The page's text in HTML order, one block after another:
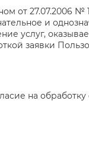
от 27.07.2006
и
услуг,
заявки
на